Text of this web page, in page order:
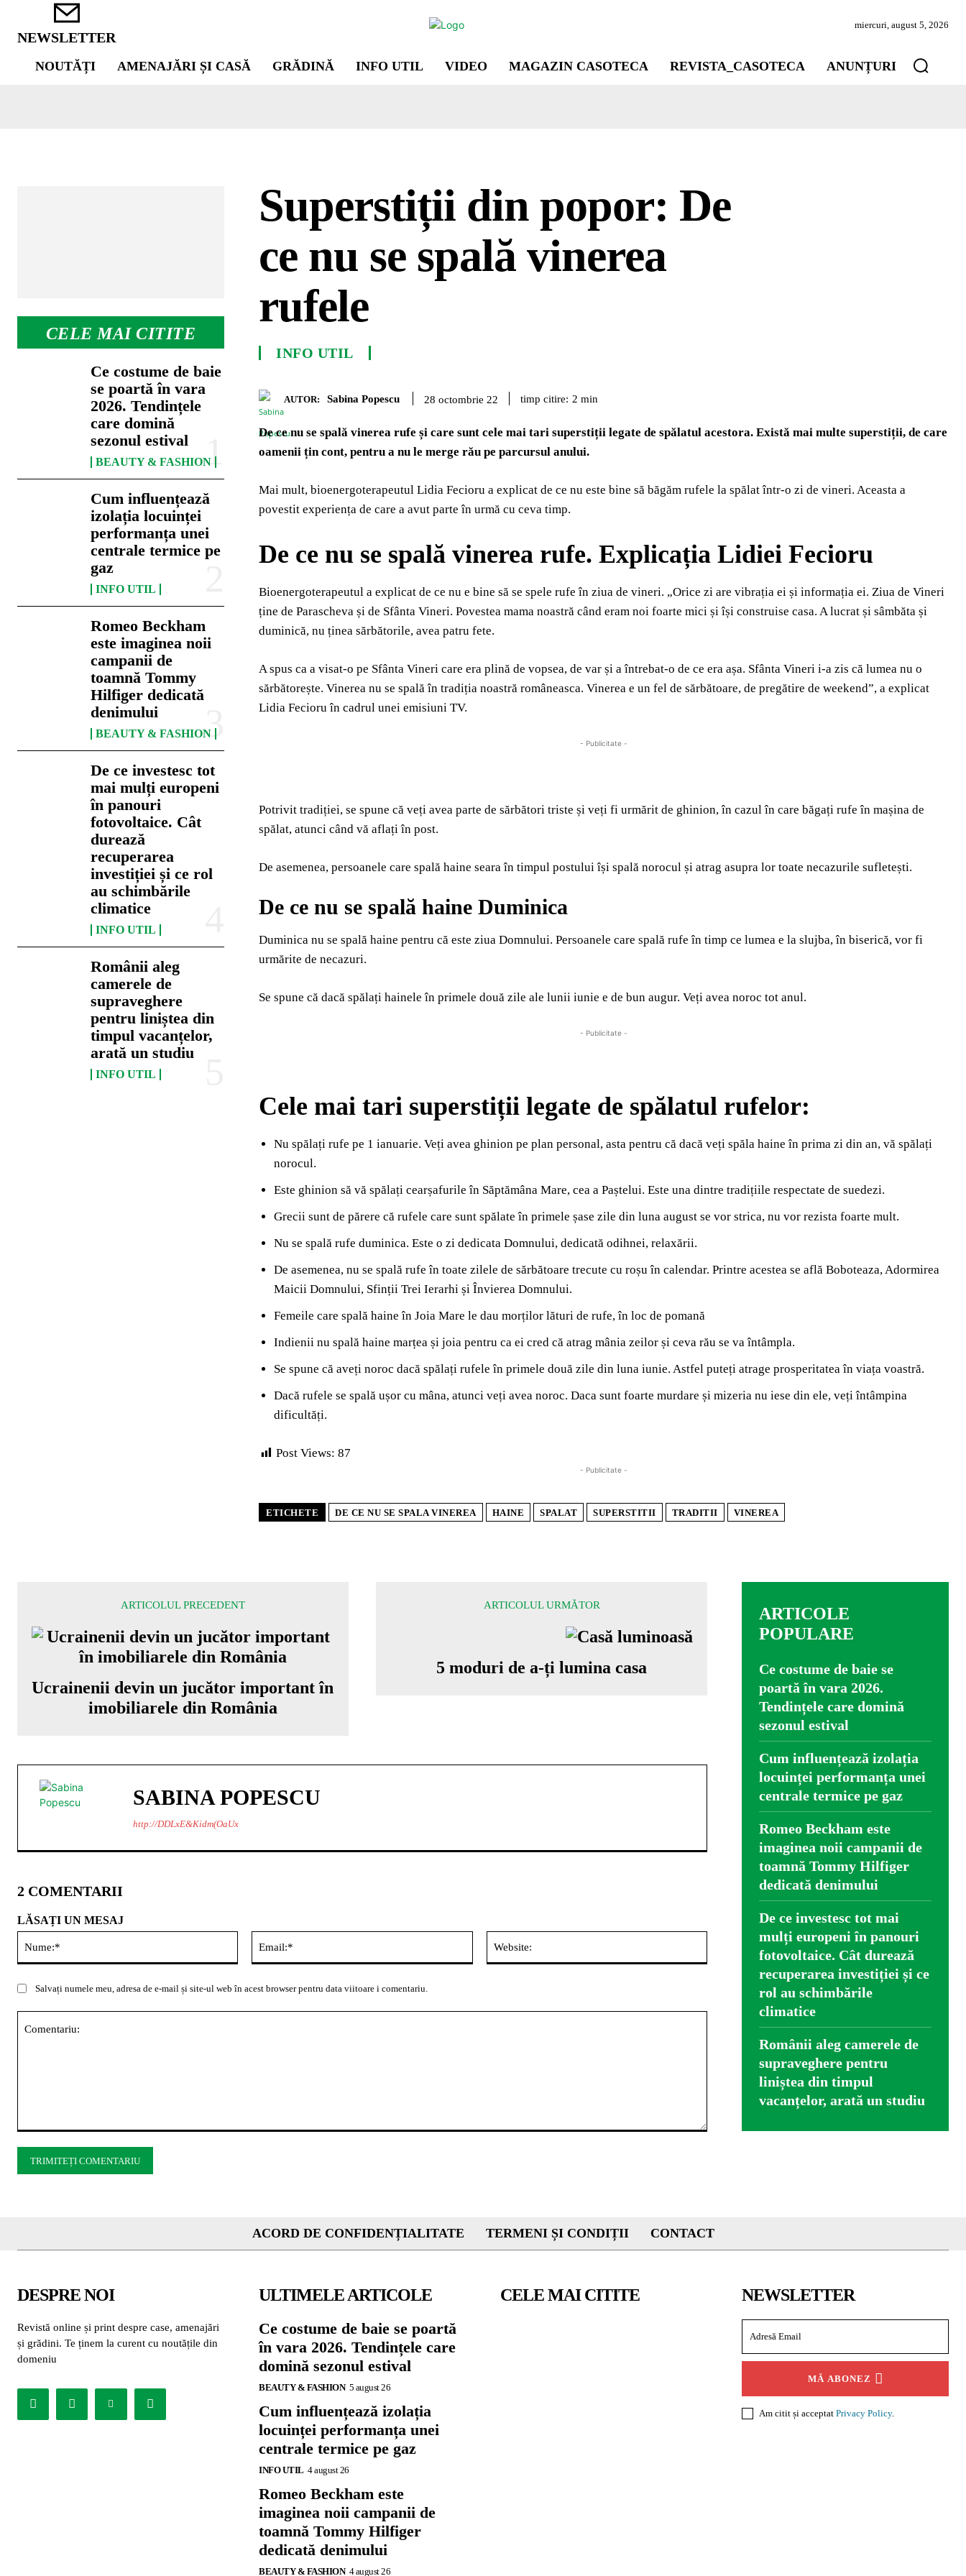
NEWSLETTER
miercuri, august 5, 2026
NOUTĂȚI AMENAJĂRI ȘI CASĂ GRĂDINĂ INFO UTIL VIDEO MAGAZIN CASOTECA REVISTA_CASOTECA ANUNȚURI
CELE MAI CITITE
Ce costume de baie
se poartă în vara
2026. Tendințele
care domină
sezonul estival
BEAUTY & FASHION
Cum influențează
izolația locuinței
performanța unei
centrale termice pe
gaz
INFO UTIL
Romeo Beckham
este imaginea noii
campanii de
toamnă Tommy
Hilfiger dedicată
denimului
BEAUTY & FASHION
De ce investesc tot
mai mulți europeni
în panouri
fotovoltaice. Cât
durează
recuperarea
investiției și ce rol
au schimbările
climatice
INFO UTIL
Românii aleg
camerele de
supraveghere
pentru liniștea din
timpul vacanțelor,
arată un studiu
INFO UTIL
Superstiții din popor: De
ce nu se spală vinerea
rufele
INFO UTIL
AUTOR: Sabina Popescu 28 octombrie 22 timp citire: 2 min
De ce nu se spală vinerea rufe și care sunt cele mai tari superstiții legate de spălatul acestora. Există mai multe superstiții, de care
oamenii țin cont, pentru a nu le merge rău pe parcursul anului.
Mai mult, bioenergoterapeutul Lidia Fecioru a explicat de ce nu este bine să băgăm rufele la spălat într-o zi de vineri. Aceasta a
povestit experiența de care a avut parte în urmă cu ceva timp.
De ce nu se spală vinerea rufe. Explicația Lidiei Fecioru
Bioenergoterapeutul a explicat de ce nu e bine să se spele rufe în ziua de vineri. „Orice zi are vibrația ei și informația ei. Ziua de Vineri
ține de Parascheva și de Sfânta Vineri. Povestea mama noastră când eram noi foarte mici și își construise casa. A lucrat și sâmbăta și
duminică, nu ținea sărbătorile, avea patru fete.
A spus ca a visat-o pe Sfânta Vineri care era plină de vopsea, de var și a întrebat-o de ce era așa. Sfânta Vineri i-a zis că lumea nu o
sărbătorește. Vinerea nu se spală în tradiția noastră româneasca. Vinerea e un fel de sărbătoare, de pregătire de weekend”, a explicat
Lidia Fecioru în cadrul unei emisiuni TV.
- Publicitate -
Potrivit tradiției, se spune că veți avea parte de sărbători triste și veți fi urmărit de ghinion, în cazul în care băgați rufe în mașina de
spălat, atunci când vă aflați în post.
De asemenea, persoanele care spală haine seara în timpul postului își spală norocul și atrag asupra lor toate necazurile sufletești.
De ce nu se spală haine Duminica
Duminica nu se spală haine pentru că este ziua Domnului. Persoanele care spală rufe în timp ce lumea e la slujba, în biserică, vor fi
urmărite de necazuri.
Se spune că dacă spălați hainele în primele două zile ale lunii iunie e de bun augur. Veți avea noroc tot anul.
- Publicitate -
Cele mai tari superstiții legate de spălatul rufelor:
Nu spălați rufe pe 1 ianuarie. Veți avea ghinion pe plan personal, asta pentru că dacă veți spăla haine în prima zi din an, vă spălați
norocul.
Este ghinion să vă spălați cearșafurile în Săptămâna Mare, cea a Paștelui. Este una dintre tradițiile respectate de suedezi.
Grecii sunt de părere că rufele care sunt spălate în primele șase zile din luna august se vor strica, nu vor rezista foarte mult.
Nu se spală rufe duminica. Este o zi dedicata Domnului, dedicată odihnei, relaxării.
De asemenea, nu se spală rufe în toate zilele de sărbătoare trecute cu roșu în calendar. Printre acestea se află Boboteaza, Adormirea
Maicii Domnului, Sfinții Trei Ierarhi și Învierea Domnului.
Femeile care spală haine în Joia Mare le dau morților lături de rufe, în loc de pomană
Indienii nu spală haine marțea și joia pentru ca ei cred că atrag mânia zeilor și ceva rău se va întâmpla.
Se spune că aveți noroc dacă spălați rufele în primele două zile din luna iunie. Astfel puteți atrage prosperitatea în viața voastră.
Dacă rufele se spală ușor cu mâna, atunci veți avea noroc. Daca sunt foarte murdare și mizeria nu iese din ele, veți întâmpina
dificultăți.
Post Views: 87
- Publicitate -
ETICHETE DE CE NU SE SPALA VINEREA HAINE SPALAT SUPERSTITII TRADITII VINEREA
ARTICOLUL PRECEDENT
Ucrainenii devin un jucător important în
imobiliarele din România
ARTICOLUL URMĂTOR
5 moduri de a-ți lumina casa
SABINA POPESCU
http://DDLxE&Kidm(OaUx
2 COMENTARII
LĂSAȚI UN MESAJ
Salvați numele meu, adresa de e-mail și site-ul web în acest browser pentru data viitoare i comentariu.
ARTICOLE
POPULARE
Ce costume de baie se
poartă în vara 2026.
Tendințele care domină
sezonul estival
Cum influențează izolația
locuinței performanța unei
centrale termice pe gaz
Romeo Beckham este
imaginea noii campanii de
toamnă Tommy Hilfiger
dedicată denimului
De ce investesc tot mai
mulți europeni în panouri
fotovoltaice. Cât durează
recuperarea investiției și ce
rol au schimbările
climatice
Românii aleg camerele de
supraveghere pentru
liniștea din timpul
vacanțelor, arată un studiu
ACORD DE CONFIDENȚIALITATE TERMENI ȘI CONDIȚII CONTACT
DESPRE NOI
Revistă online și print despre case, amenajări
și grădini. Te ținem la curent cu noutățile din
domeniu
ULTIMELE ARTICOLE
Ce costume de baie se poartă
în vara 2026. Tendințele care
domină sezonul estival
BEAUTY & FASHION 5 august 26
Cum influențează izolația
locuinței performanța unei
centrale termice pe gaz
INFO UTIL 4 august 26
Romeo Beckham este
imaginea noii campanii de
toamnă Tommy Hilfiger
dedicată denimului
BEAUTY & FASHION 4 august 26
CELE MAI CITITE NEWSLETTER
MĂ ABONEZ
Am citit și acceptat Privacy Policy.